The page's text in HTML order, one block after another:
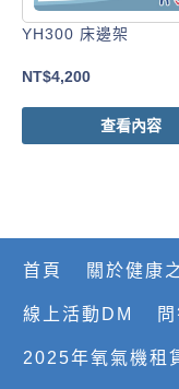
YH300 床邊架
NT$4,200
查看內容
首頁 關於健康
線上活動DM
2025年氧氣機租